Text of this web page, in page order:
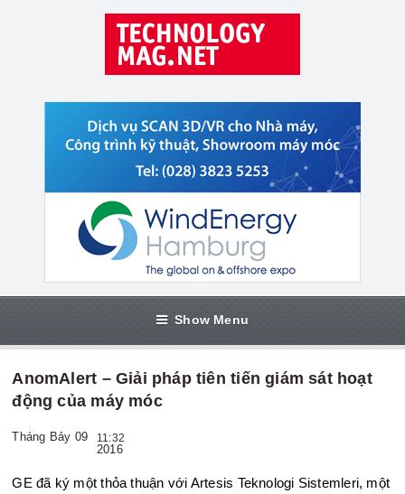
Show Menu
AnomAlert – Giải pháp tiên tiến giám sát hoạt
động của máy móc
Tháng Bảy 09 11:32
2016
GE đã ký một thỏa thuận với Artesis Teknologi Sistemleri, một